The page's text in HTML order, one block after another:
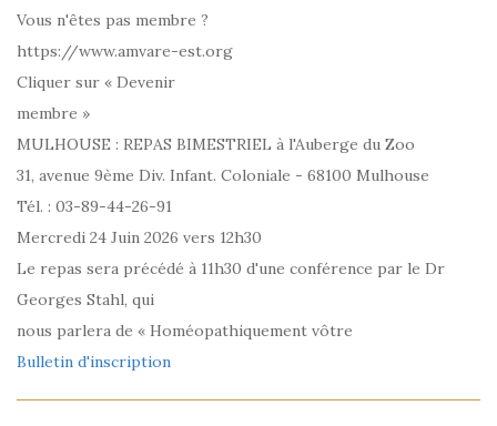
Vous n'êtes pas membre ?
https://www.amvare-est.org
Cliquer sur « Devenir
membre »
MULHOUSE : REPAS BIMESTRIEL à l'Auberge du Zoo
31, avenue 9ème Div. Infant. Coloniale - 68100 Mulhouse
Tél. : 03-89-44-26-91
Mercredi 24 Juin 2026 vers 12h30
Le repas sera précédé à 11h30 d'une conférence par le Dr
Georges Stahl, qui
nous parlera de « Homéopathiquement vôtre
Bulletin d'inscription